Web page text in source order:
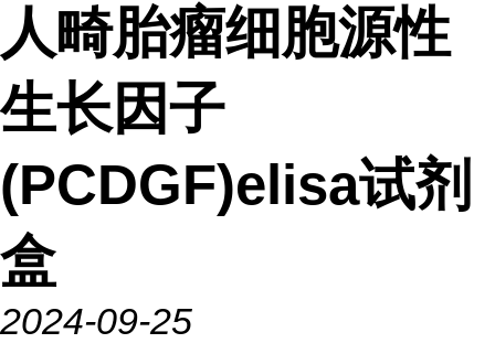
人畸胎瘤细胞源性
生长因子
(PCDGF)elisa试剂
盒
2024-09-25